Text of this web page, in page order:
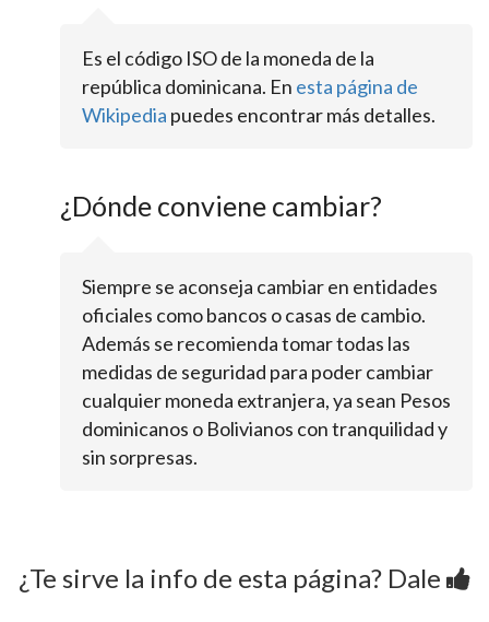
Es el código ISO de la moneda de la
república dominicana. En esta página de
Wikipedia puedes encontrar más detalles.
¿Dónde conviene cambiar?
Siempre se aconseja cambiar en entidades
oficiales como bancos o casas de cambio.
Además se recomienda tomar todas las
medidas de seguridad para poder cambiar
cualquier moneda extranjera, ya sean Pesos
dominicanos o Bolivianos con tranquilidad y
sin sorpresas.
¿Te sirve la info de esta página? Dale